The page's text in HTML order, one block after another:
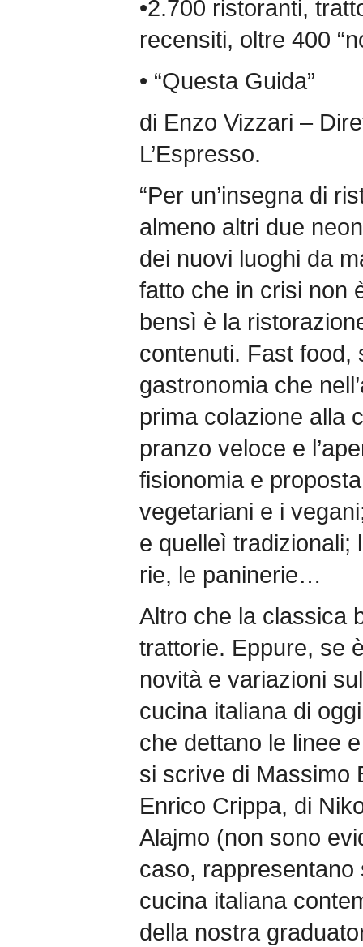
•2.700 ristoranti,
recensiti, oltre 400
• “Questa Guida”
di Enzo Vizzari –
L’Espresso.
“Per un’insegna di
almeno altri due
dei nuovi luoghi da
fatto che in crisi non
bensì è la
contenuti. Fast food,
gastronomia che
prima colazione alla
pranzo veloce e
fisionomia e
vegetariani e i
e quelleì tradizionali;
rie, le paninerie…
Altro che la classica
trattorie. Eppure, se
novità e variazioni
cucina italiana di
che dettano le linee
si scrive di Massimo
Enrico Crippa, di
Alajmo (non sono
caso, rappresentano
cucina italiana
della nostra